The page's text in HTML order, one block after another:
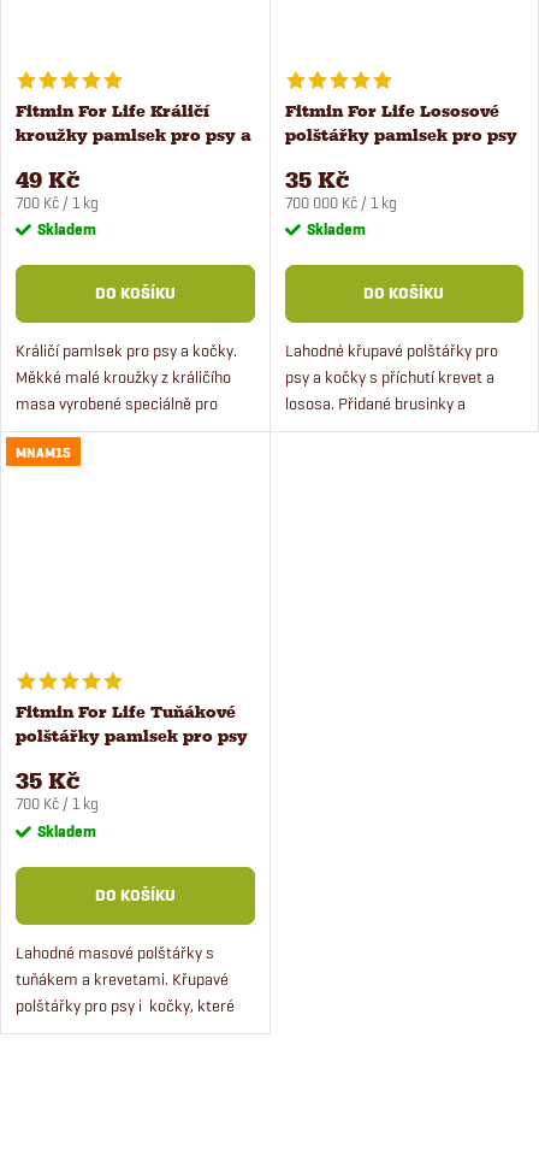
Fitmin For Life Králičí
kroužky pamlsek pro psy a
49 Kč
Měrná
cena:
700 Kč / 1 kg
Skladem
DO KOŠÍKU
Králičí pamlsek pro psy a kočky.
Měkké malé kroužky z králičího
masa vyrobené speciálně pro
mlsné psy, ale i pro mlsné kočky.
Mini kroužky s králičím masem
Fitmin For Life Lososové
polštářky pamlsek pro psy
35 Kč
Měrná
cena:
700 000 Kč / 1 kg
Skladem
DO KOŠÍKU
Lahodné křupavé polštářky pro
psy a kočky s příchutí krevet a
lososa. Přidané brusinky a
granátové jablko podporují funkci
MNAM15
Fitmin For Life Tuňákové
polštářky pamlsek pro psy
35 Kč
Měrná
cena:
700 Kč / 1 kg
Skladem
DO KOŠÍKU
Lahodné masové polštářky s
tuňákem a krevetami. Křupavé
polštářky pro psy i kočky, které
budou chutnat i těm největším